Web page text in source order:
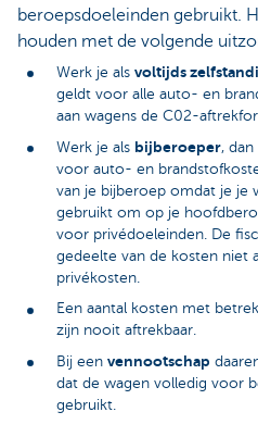
beroepsdoeleinden gebruikt.
houden met de volgende
Werk je als voltijds
geldt voor alle auto- en
aan wagens de C02-
Werk je als bijberoeper,
voor auto- en
van je bijberoep omdat je je
gebruikt om op je
voor privédoeleinden. De
gedeelte van de kosten niet
privékosten.
Een aantal kosten met
zijn nooit aftrekbaar.
Bij een vennootschap
dat de wagen volledig voor
gebruikt.